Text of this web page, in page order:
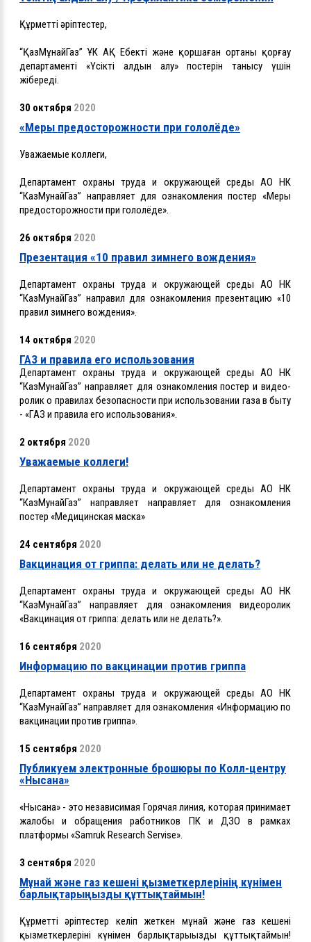
Құрметті әріптестер,
“ҚазМұнайГаз” ҰК АҚ Еңбекті және қоршаған ортаны қорғау
департаменті «Үсіктің алдын алу» постерін танысу үшін
жібереді.
30 октября 2020
«Меры предосторожности при гололёде»
Уважаемые коллеги,
Департамент охраны труда и окружающей среды АО НК
“КазМунайГаз” направляет для ознакомления постер «Меры
предосторожности при гололёде».
26 октября 2020
Презентация «10 правил зимнего вождения»
Департамент охраны труда и окружающей среды АО НК
“КазМунайГаз” направил для ознакомления презентацию «10
правил зимнего вождения».
14 октября 2020
ГАЗ и правила его использования
Департамент охраны труда и окружающей среды АО НК
“КазМунайГаз” направляет для ознакомления постер и видео-
ролик о правилах безопасности при использовании газа в быту
- «ГАЗ и правила его использования».
2 октября 2020
Уважаемые коллеги!
Департамент охраны труда и окружающей среды АО НК
“КазМунайГаз” направляет направляет для ознакомления
постер «Медицинская маска»
24 сентября 2020
Вакцинация от гриппа: делать или не делать?
Департамент охраны труда и окружающей среды АО НК
“КазМунайГаз” направляет для ознакомления видеоролик
«Вакцинация от гриппа: делать или не делать?».
16 сентября 2020
Информацию по вакцинации против гриппа
Департамент охраны труда и окружающей среды АО НК
“КазМунайГаз” направляет для ознакомления «Информацию по
вакцинации против гриппа».
15 сентября 2020
Публикуем электронные брошюры по Колл-центру
«Нысана»
«Нысана» - это независимая Горячая линия, которая принимает
жалобы и обращения работников ПК и ДЗО в рамках
платформы «Samruk Research Servise».
3 сентября 2020
Mұнай және газ кешені қызметкерлерінің күнімен
барлықтарыңызды құттықтаймын!
Құрметті әріптестер келіп жеткен мұнай және газ кешені
қызметкерлерінің күнімен барлықтарыңызды құттықтаймын!